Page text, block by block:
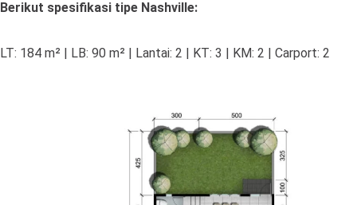
Berikut spesifikasi tipe Nashville:
LT: 184 m² | LB: 90 m² | Lantai: 2 | KT: 3 | KM: 2 | Carport: 2